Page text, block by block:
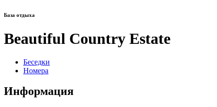
База отдыха
Beautiful Country Estate
Беседки
Номера
Информация